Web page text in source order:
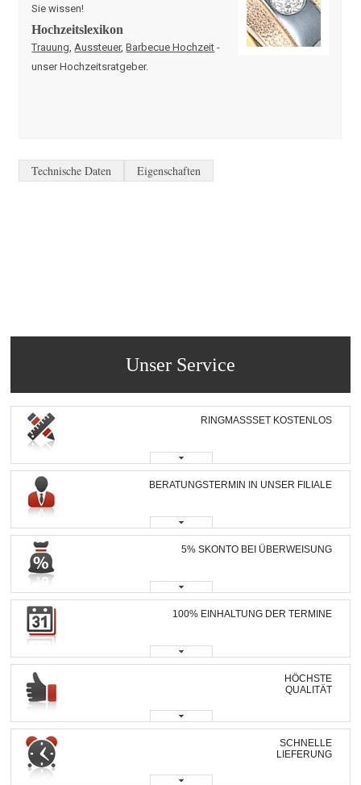
Sie wissen!
Hochzeitslexikon
Trauung,Aussteuer,Barbecue Hochzeit -
unser Hochzeitsratgeber.
Technische Daten Eigenschaften
Unser Service
RINGMASSSET KOSTENLOS
BERATUNGSTERMIN IN UNSER FILIALE
5% SKONTO BEI ÜBERWEISUNG
100% EINHALTUNG DER TERMINE
HÖCHSTE
QUALITÄT
SCHNELLE
LIEFERUNG